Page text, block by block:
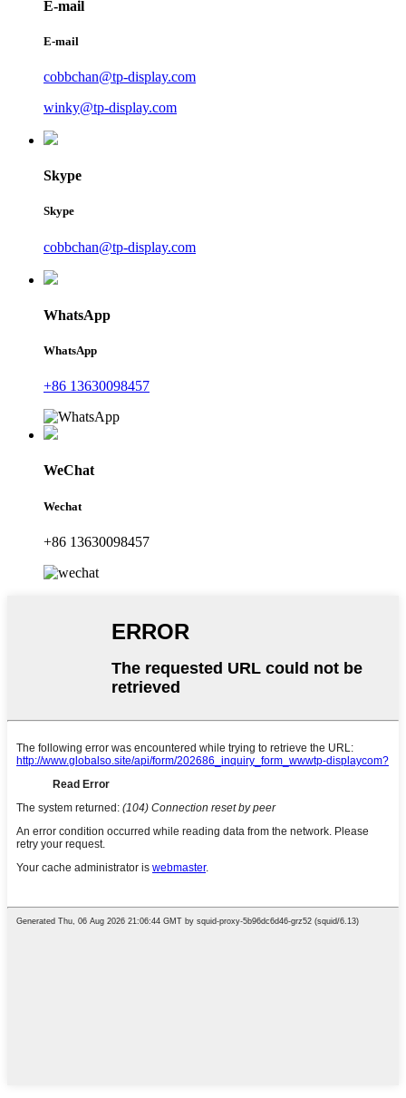
E-mail
E-mail
cobbchan@tp-display.com
winky@tp-display.com
Skype
Skype
cobbchan@tp-display.com
WhatsApp
WhatsApp
+86 13630098457
WeChat
Wechat
+86 13630098457